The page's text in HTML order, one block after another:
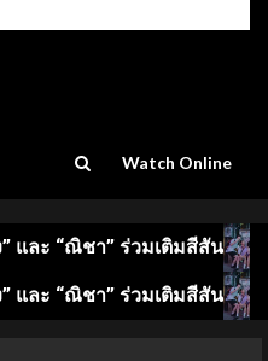
Watch Online
เปิดจักรวาลเล็บเจลซีซั
เปิดจักรวาลเล็บเจลซีซั